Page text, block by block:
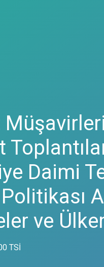
Daimi
ve
TSİ